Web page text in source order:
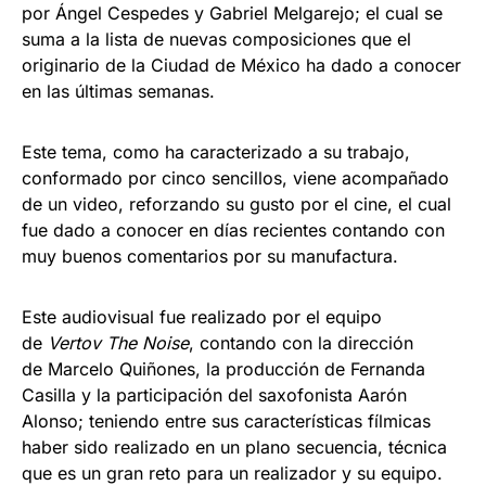
por Ángel Cespedes y Gabriel Melgarejo; el cual se
suma a la lista de nuevas composiciones que el
originario de la Ciudad de México ha dado a conocer
en las últimas semanas.
Este tema, como ha caracterizado a su trabajo,
conformado por cinco sencillos, viene acompañado
de un video, reforzando su gusto por el cine, el cual
fue dado a conocer en días recientes contando con
muy buenos comentarios por su manufactura.
Este audiovisual fue realizado por el equipo
de Vertov The Noise, contando con la dirección
de Marcelo Quiñones, la producción de Fernanda
Casilla y la participación del saxofonista Aarón
Alonso; teniendo entre sus características fílmicas
haber sido realizado en un plano secuencia, técnica
que es un gran reto para un realizador y su equipo.